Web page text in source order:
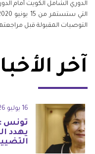
الدوري الشامل الكويت أمام
التوصيات المقبولة قبل مراجعتها
آخر
16 يوليو 2026
تونس
يهدد